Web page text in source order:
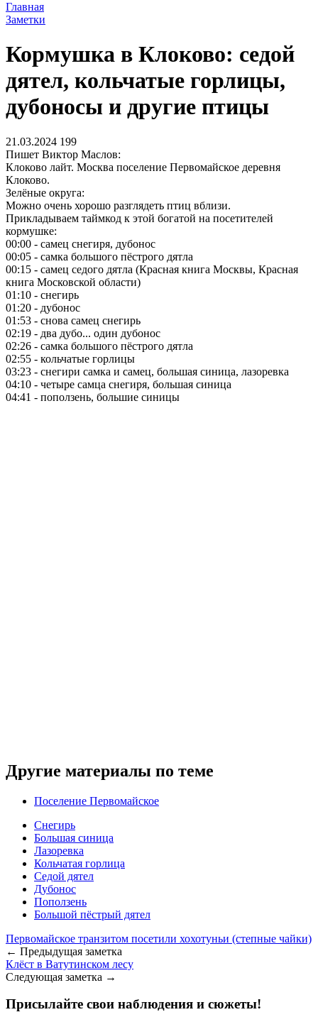
Главная
Заметки
Кормушка в Клоково: седой
дятел, кольчатые горлицы,
дубоносы и другие птицы
21.03.2024 199
Пишет Виктор Маслов:
Клоково лайт. Москва поселение Первомайское деревня
Клоково.
Зелёные округа:
Можно очень хорошо разглядеть птиц вблизи.
Прикладываем таймкод к этой богатой на посетителей
кормушке:
00:00 - самец снегиря, дубонос
00:05 - самка большого пёстрого дятла
00:15 - самец седого дятла (Красная книга Москвы, Красная
книга Московской области)
01:10 - снегирь
01:20 - дубонос
01:53 - снова самец снегирь
02:19 - два дубо... один дубонос
02:26 - самка большого пёстрого дятла
02:55 - кольчатые горлицы
03:23 - снегири самка и самец, большая синица, лазоревка
04:10 - четыре самца снегиря, большая синица
04:41 - поползень, большие синицы
Другие материалы по теме
Поселение Первомайское
Снегирь
Большая синица
Лазоревка
Кольчатая горлица
Седой дятел
Дубонос
Поползень
Большой пёстрый дятел
Первомайское транзитом посетили хохотуньи (степные чайки)
← Предыдущая заметка
Клёст в Ватутинском лесу
Следующая заметка →
Присылайте свои наблюдения и сюжеты!